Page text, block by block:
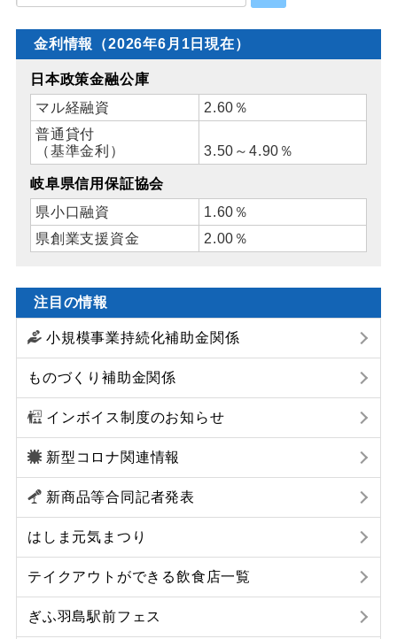
金利情報（2026年6月1日現在）
日本政策金融公庫
マル経融資
2.60％
普通貸付
（基準金利）
3.50～4.90％
岐阜県信用保証協会
県小口融資
1.60％
県創業支援資金
2.00％
注目の情報
小規模事業持続化補助金関係
ものづくり補助金関係
インボイス制度のお知らせ
新型コロナ関連情報
新商品等合同記者発表
はしま元気まつり
テイクアウトができる飲食店一覧
ぎふ羽島駅前フェス